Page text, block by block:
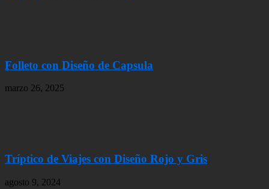
Folleto con Diseño de Capsula
marzo 26, 2025
Tríptico de Viajes con Diseño Rojo y Gris
agosto 9, 2024